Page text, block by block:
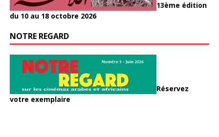
13ème édition
du 10 au 18 octobre 2026
NOTRE REGARD
Réservez
votre exemplaire